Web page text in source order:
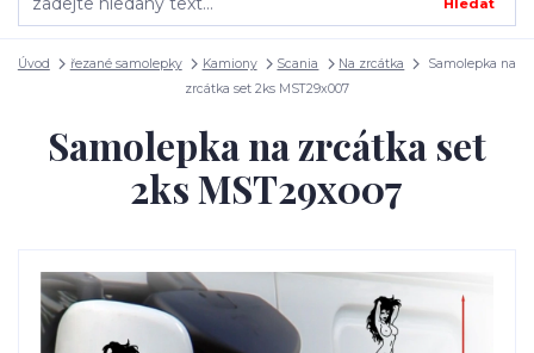
Úvod řezané samolepky Kamiony Scania Na zrcátka
Samolepka na
zrcátka set 2ks MST29x007
Samolepka na zrcátka set
2ks MST29x007